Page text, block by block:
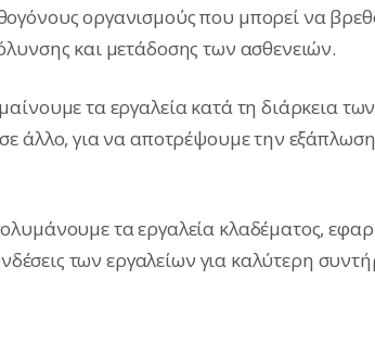
οργανισμούς που μπορεί να
και μετάδοσης των ασθενειών.
τα εργαλεία κατά τη διάρκεια
άλλο, για να αποτρέψουμε την
τα εργαλεία κλαδέματος,
των εργαλείων για καλύτερη